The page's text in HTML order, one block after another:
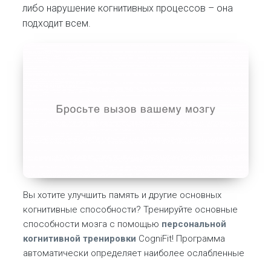
либо нарушение когнитивных процессов – она
подходит всем.
Вы хотите улучшить память и другие основных
когнитивные способности? Тренируйте основные
способности мозга с помощью персональной
когнитивной тренировки CogniFit! Программа
автоматически определяет наиболее ослабленные